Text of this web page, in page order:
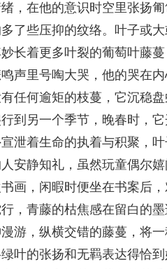
，在他的意识时空里张扬
了些压抑的纹络。叶子或
长着更多叶裂的葡萄叶藤
声里号啕大哭，他的哭在
任何逾矩的枝蔓，它沉稳
到另一个季节，晚春时，
泄着生命的执着与积聚，
安静知礼，虽然玩童偶尔
画，闲暇时便坐在书案后
，青藤的枯焦感在留白的
游，纵横交错的藤蔓，将
叶的张扬和无羁表达得恰